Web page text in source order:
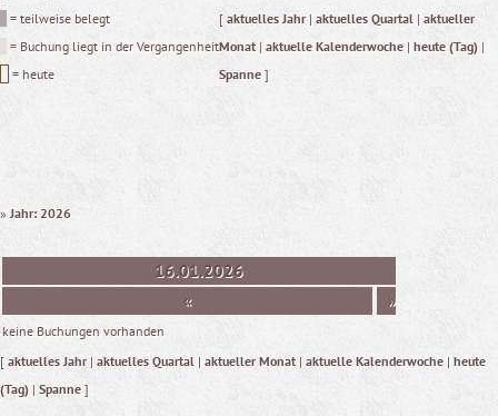
= teilweise belegt
= Buchung liegt in der Vergangenheit
= heute
[ aktuelles Jahr| aktuelles Quartal | aktueller
Monat| aktuelle Kalenderwoche | heute (Tag) |
Spanne ]
» Jahr: 2026
16.01.2026
«
»
keine Buchungen vorhanden
[ aktuelles Jahr| aktuelles Quartal | aktueller Monat | aktuelle Kalenderwoche | heute
(Tag) | Spanne ]